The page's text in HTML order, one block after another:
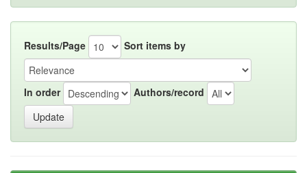
Results/Page Sort items by
In order Authors/record